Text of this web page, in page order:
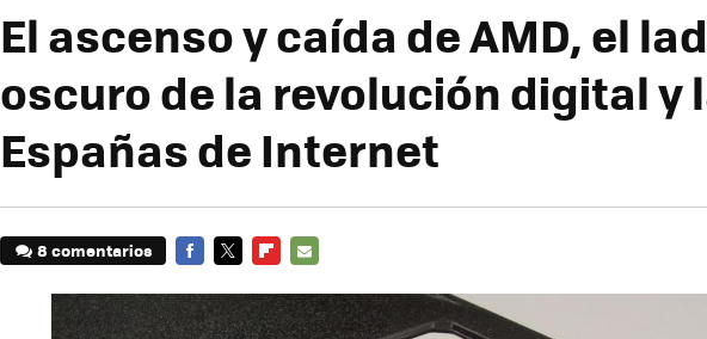
El ascenso y caída de AMD, el
oscuro de la revolución digital y
Españas de Internet
8 comentarios
MAIL